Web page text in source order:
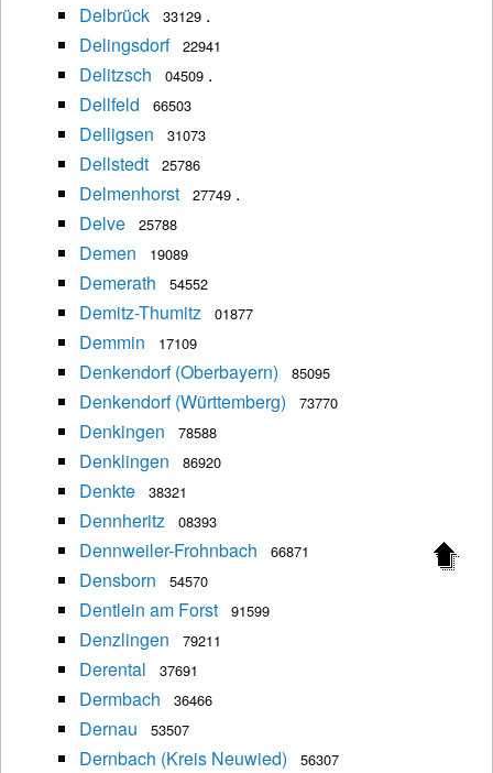
Delbrück 33129 .
Delingsdorf
22941
Delitzsch 04509 .
Dellfeld
66503
Delligsen 31073
Dellstedt 25786
Delmenhorst 27749 .
Delve
25788
Demen 19089
Demerath 54552
Demitz-Thumitz 01877
Demmin 17109
Denkendorf (Oberbayern) 85095
Denkendorf (Württemberg) 73770
Denkingen 78588
Denklingen 86920
Denkte 38321
Dennheritz 08393
Dennweiler-Frohnbach 66871
Densborn 54570
Dentlein am Forst 91599
Denzlingen 79211
Derental 37691
Dermbach 36466
Dernau 53507
Dernbach (Kreis Neuwied) 56307